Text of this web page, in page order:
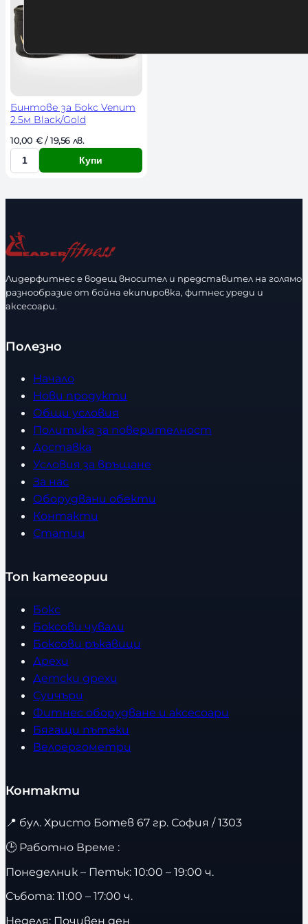
Бинтове за Бокс Venum
2.5м Black/Gold
10,00 € / 19,56 лв.
К
л
ч
е
т
в
Купи
Лидерфитнес е водещ вносител и представител на голямо
разнообразие от бойна екипировка, фитнес уреди и
аксесоари.
Полезно
Начало
Нови продукти
Общи условия
Политика за поверителност
Доставка
Условия за връщане
За нас
Оборудвани обекти
Контакти
Статии
Топ категории
Бокс
Боксови чували
Боксови ръкавици
Дрехи
Детски дрехи
Суичъри
Фитнес оборудване и аксесоари
Бягащи пътеки
Велоергометри
Контакти
📍 бул. Христо Ботев 67 гр. София / 1303
🕒 Работно Време :
Понеделник – Петък: 10:00 – 19:00 ч.
Събота: 11:00 – 17:00 ч.
Неделя: Почивен ден